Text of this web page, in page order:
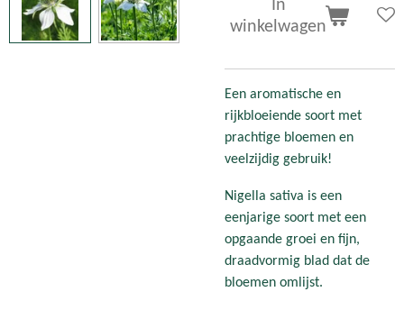
In
winkelwagen
Een aromatische en
rijkbloeiende soort met
prachtige bloemen en
veelzijdig gebruik!
Nigella sativa is een
eenjarige soort met een
opgaande groei en fijn,
draadvormig blad dat de
bloemen omlijst.